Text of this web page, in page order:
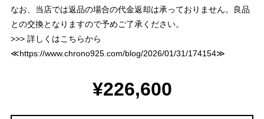
なお、当店では返品の場合の代金返却は承っておりません。良品
との交換となりますので予めご了承ください。
>>> 詳しくはこちらから
≪https://www.chrono925.com/blog/2026/01/31/174154≫
¥226,600